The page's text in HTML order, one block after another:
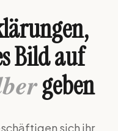
Bild auf
geben
sich ihr